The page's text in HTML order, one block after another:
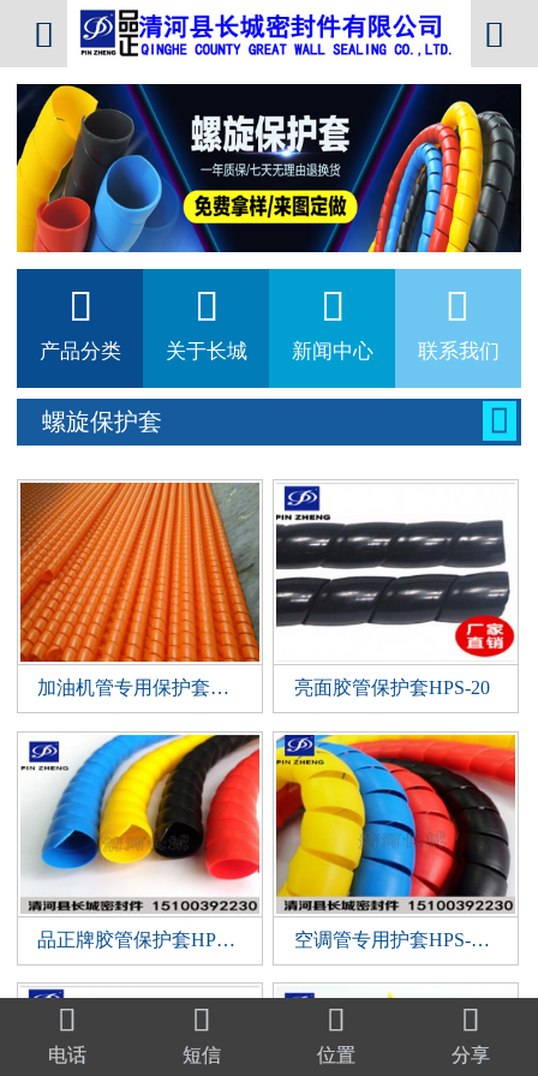



产品分类

关于长城

新闻中心

联系我们
螺旋保护套 
加油机管专用保护套HPS-28,HPS-30 亮面胶管保护套HPS-20
品正牌胶管保护套HPS-45mm 空调管专用护套HPS-42mm

电话

短信

位置

分享